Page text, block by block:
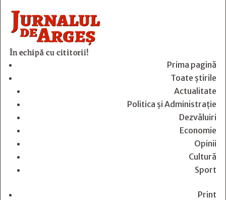
În echipă cu cititorii!
Prima pagină
Toate știrile
Actualitate
Politica și Administrație
Dezvăluiri
Economie
Opinii
Cultură
Sport
Print